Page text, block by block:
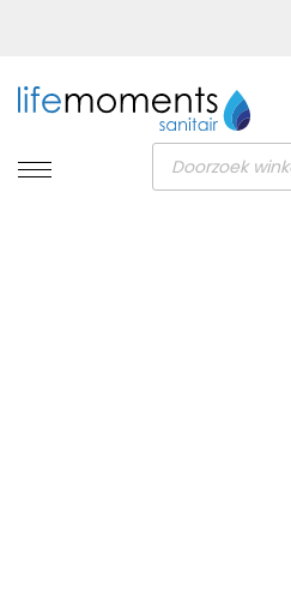
Producten
zoeken